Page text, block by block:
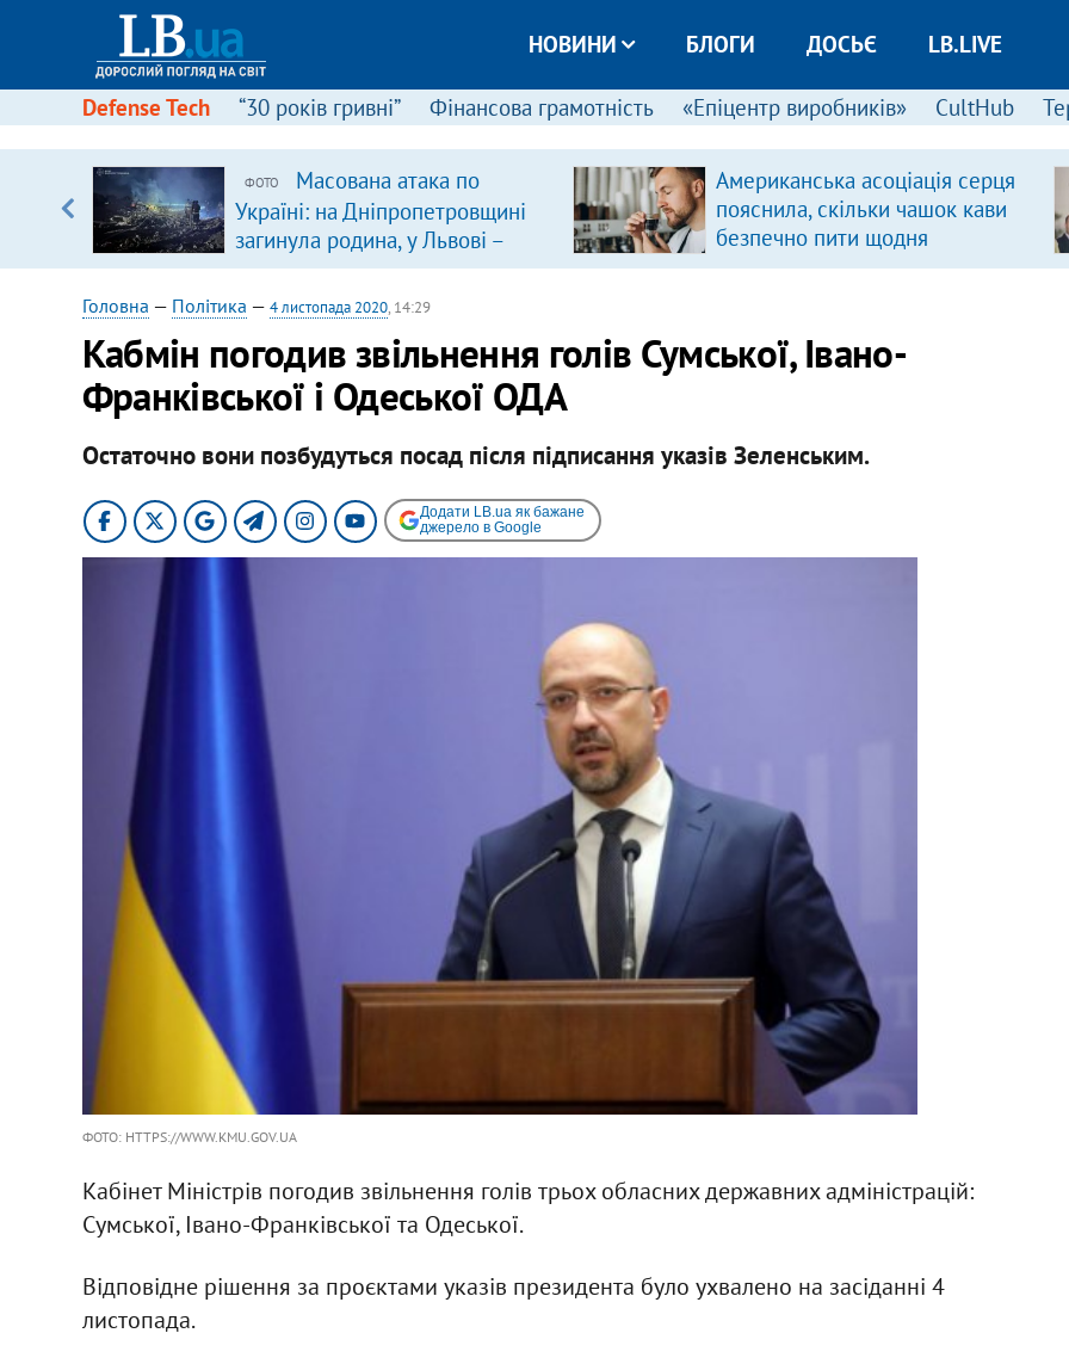
НОВИНИ БЛОГИ ДОСЬЄ LB.LIVE
Defense Tech “30 років гривні” Фінансова грамотність «Епіцентр виробників» CultHub
ФОТО
Масована атака по
Україні: на Дніпропетровщині
загинула родина, у Львові –
удар по багатоповерхівках
(доповнюється)
Американська асоціація серця
пояснила, скільки чашок кави
безпечно пити щодня
Головна — Політика — 4 листопада 2020, 14:29
Кабмін погодив звільнення голів Сумської, Івано-
Франківської і Одеської ОДА
Остаточно вони позбудуться посад після підписання указів Зеленським.
Додати LB.ua як бажане
джерело в Google
ФОТО: HTTPS://WWW.KMU.GOV.UA
Кабінет Міністрів погодив звільнення голів трьох обласних державних адміністрацій:
Сумської, Івано-Франківської та Одеської.
Відповідне рішення за проєктами указів президента було ухвалено на засіданні 4
листопада.